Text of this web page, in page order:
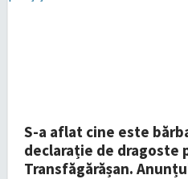
S-a aflat cine este
declarație de dragoste
Transfăgărășan.